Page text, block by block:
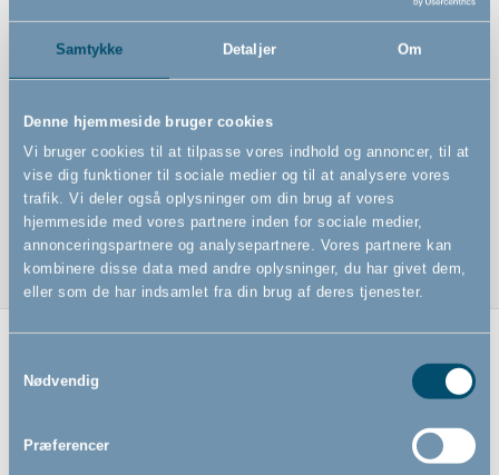
Samtykke Detaljer Om
Denne hjemmeside bruger cookies
Vi bruger cookies til at tilpasse vores indhold og annoncer, til at
vise dig funktioner til sociale medier og til at analysere vores
trafik. Vi deler også oplysninger om din brug af vores
hjemmeside med vores partnere inden for sociale medier,
annonceringspartnere og analysepartnere. Vores partnere kan
kombinere disse data med andre oplysninger, du har givet dem,
eller som de har indsamlet fra din brug af deres tjenester.
Nødvendig
Præferencer
Features
Praktisk skammel
Skridsikre trin og bund
Gør det nemt for børn at nå bordet eller vasken